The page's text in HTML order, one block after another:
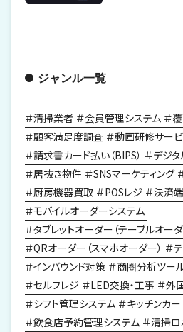
ジャンル一覧
清掃業者 会員管理システム
顧客満足度調査
動画研修サー
請求書カード払い（BIPS）
デジ
居抜き物件
SNSマーケティング
厨房機器買取
POSレジ 決済
モバイルオーダーシステム
タブレットオーダー（テーブルオーダ
QRオーダー（スマホオーダー）
インバウンド対策
商圏分析ツー
セルフレジ
LED交換・工事
外
シフト管理システム
キッチンカ
飲食店予約管理システム
清掃ロ